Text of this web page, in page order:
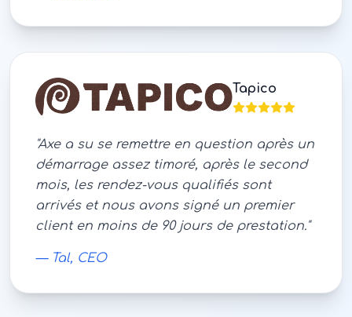
Tapico
Axe a su se remettre en question après un
démarrage assez timoré, après le second
mois, les rendez-vous qualifiés sont
arrivés et nous avons signé un premier
client en moins de 90 jours de prestation."
— Tal, CEO